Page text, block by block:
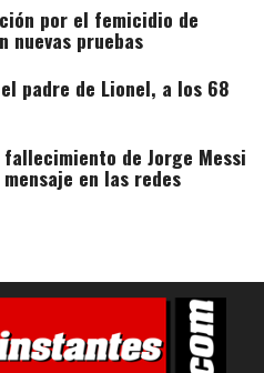
por el femicidio de
nuevas pruebas
padre de Lionel, a los 68
fallecimiento de Jorge Messi
en las redes